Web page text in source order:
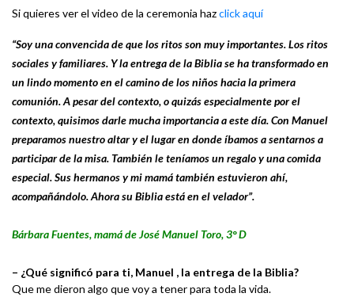
Si quieres ver el video de la ceremonia hazclick aquí
“Soy una convencida de que los ritos son muy importantes. Los ritos
sociales y familiares. Y la entrega de la Biblia se ha transformado en
un lindo momento en el camino de los niños hacia la primera
comunión. A pesar del contexto, o quizás especialmente por el
contexto, quisimos darle mucha importancia a este día. Con Manuel
preparamos nuestro altar y el lugar en donde íbamos a sentarnos a
participar de la misa. También le teníamos un regalo y una comida
especial. Sus hermanos y mi mamá también estuvieron ahí,
acompañándolo. Ahora su Biblia está en el velador”.
Bárbara Fuentes, mamá de José Manuel Toro, 3° D
– ¿Qué significó para ti, Manuel , la entrega de la Biblia?
Que me dieron algo que voy a tener para toda la vida.